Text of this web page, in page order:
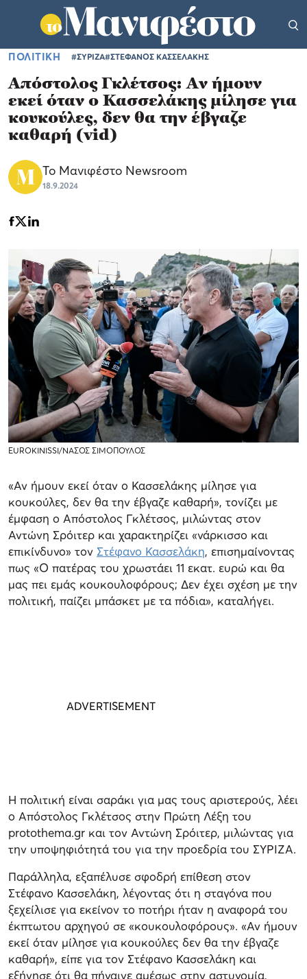
ΠΟΛΙΤΙΚΗ #ΣΥΡΙΖΑ#ΣΤΕΦΑΝΟΣ ΚΑΣΣΕΛΑΚΗΣ
Απόστολος Γκλέτσος: Αν ήμουν
εκεί όταν ο Κασσελάκης μίλησε για
κουκούλες, δεν θα την έβγαζε
καθαρή (vid)
Το Μανιφέστο Newsroom
18.9.2024
EUROKINISSI/ΝΑΣΟΣ ΣΙΜΟΠΟΥΛΟΣ
«Αν ήμουν εκεί όταν ο Κασσελάκης μίλησε για
κουκούλες, δεν θα την έβγαζε καθαρή», τονίζει με
έμφαση ο Απόστολος Γκλέτσος, μιλώντας στον
Αντώνη Σρόιτερ και χαρακτηρίζει «νάρκισσο και
επικίνδυνο» τον Στέφανο Κασσελάκη, επισημαίνοντας
πως «Ο πατέρας του χρωστάει 11 εκατ. ευρώ και θα
μας πει εμάς κουκουλοφόρους; Δεν έχει σχέση με την
πολιτική, παίζει μπάσκετ με τα πόδια», καταλήγει.
Η πολιτική είναι σαράκι για μας τους αριστερούς, λέει
ο Απόστολος Γκλέτσος στην Πρώτη Λέξη του
protothema.gr και τον Αντώνη Σρόιτερ, μιλώντας για
την υποψηφιότητά του για την προεδρία του ΣΥΡΙΖΑ.
Παράλληλα, εξαπέλυσε σφοδρή επίθεση στον
Στέφανο Κασσελάκη, λέγοντας ότι η σταγόνα που
ξεχείλισε για εκείνον το ποτήρι ήταν η αναφορά του
έκπτωτου αρχηγού σε «κουκουλοφόρους». «Αν ήμουν
εκεί όταν μίλησε για κουκούλες δεν θα την έβγαζε
καθαρή», είπε για τον Στέφανο Κασσελάκη και
εξήγησε ότι θα πήγαινε αμέσως στην αστυνομία,